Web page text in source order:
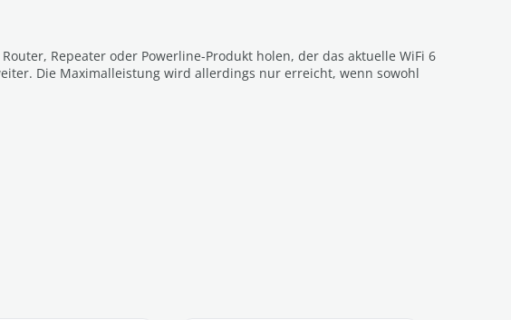
Repeater oder Powerline-Produkt holen, der das aktuelle WiFi 6
Die Maximalleistung wird allerdings nur erreicht, wenn sowohl